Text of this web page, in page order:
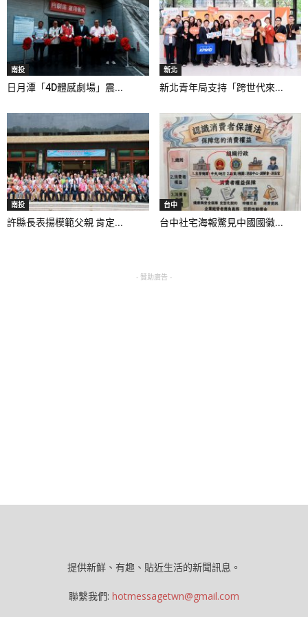
南投
日月潭「4D體感劇場」震...
新北
新北青年局支持「跨世代來...
南投
許縣長表揚模範父親 肯定...
台中
台中社宅海報驚見中國國徽...
- 贊助廣告 -
提供新鮮、有趣、貼近生活的新聞訊息。
聯繫我們: hotmessagetwn@gmail.com